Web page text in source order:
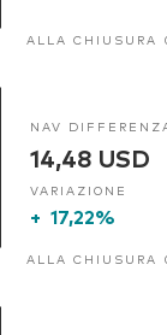
ALLA CHIUSURA
NAV
14,48 USD
VARIAZIONE
+ 17,22%
ALLA CHIUSURA